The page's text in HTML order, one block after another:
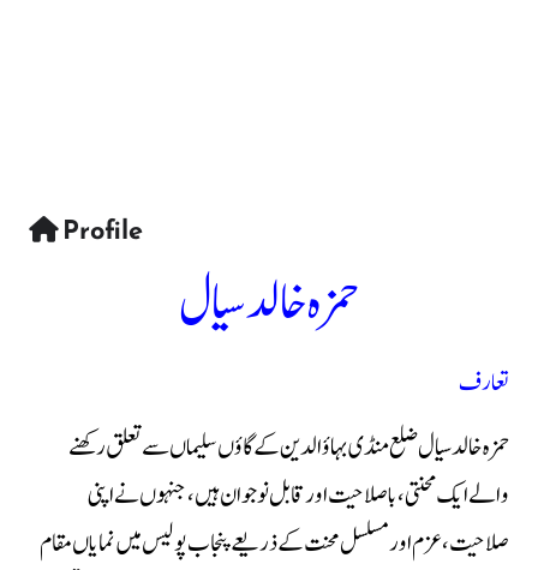
Profile
حمزہ خالد سیال
تعارف
حمزہ خالد سیال ضلع منڈی بہاؤالدین کے گاؤں سلیماں سے تعلق رکھنے
والے ایک محنتی، باصلاحیت اور قابل نوجوان ہیں، جنہوں نے اپنی
صلاحیت، عزم اور مسلسل محنت کے ذریعے پنجاب پولیس میں نمایاں مقام